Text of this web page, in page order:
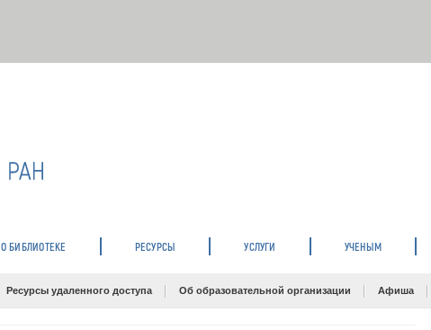
О БИБЛИОТЕКЕ РЕСУРСЫ УСЛУГИ УЧЕНЫМ
Ресурсы удаленного доступа Об образовательной организации Афиша